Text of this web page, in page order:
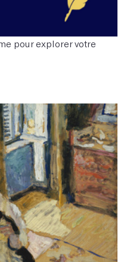
pour explorer votre